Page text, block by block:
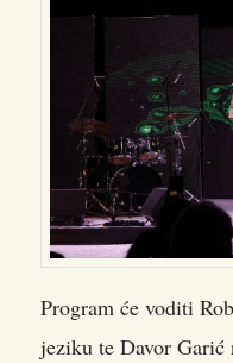
Program će voditi
jeziku te Davor Garić